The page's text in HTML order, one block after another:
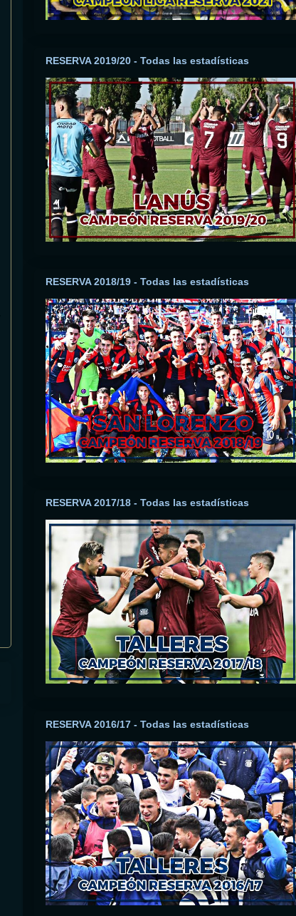
RESERVA 2019/20 - Todas las estadísticas
RESERVA 2018/19 - Todas las estadísticas
RESERVA 2017/18 - Todas las estadísticas
RESERVA 2016/17 - Todas las estadísticas